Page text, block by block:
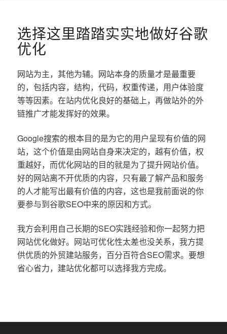
选择这里踏踏实实地做好谷歌
优化
网站为主，其他为辅。网站本身的质量才是最重要
的，包括内容，结构，代码，权重传递，用户体验度
等等因素。在站内优化良好的基础上，再做站外的外
链推广才能发挥好的效果。
Google搜索的根本目的是为它的用户呈现有价值的网
站，这个价值是由网站自身来决定的，越有价值，权
重越好，而优化网站的目的就是为了提升网站价值。
好的网站离不开优质的内容，只有最了解产品和服务
的人才能写出最有价值的内容，这也是我前面说的你
要参与到谷歌SEO中来的原因和方式。
我方会利用自己长期的SEO实践经验和你一起努力把
网站优化做好。网站可优化性太差也没关系，我方提
供优质的外贸建站服务，百分百符合SEO需求。要想
省心省力，建站优化都可以选择我方完成。